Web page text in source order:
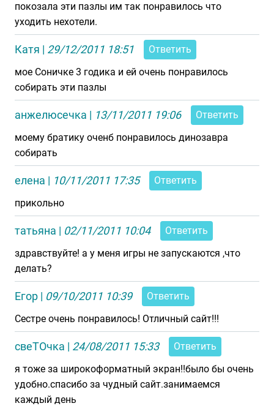
покозала эти пазлы им так понравилось что
уходить нехотели.
Катя | 29/12/2011 18:51
Ответить
мое Соничке 3 годика и ей очень понравилось
собирать эти пазлы
анжелюсечка | 13/11/2011 19:06
Ответить
моему братику оченб понравилось динозавра
собирать
елена | 10/11/2011 17:35
Ответить
прикольно
татьяна | 02/11/2011 10:04
Ответить
здравствуйте! а у меня игры не запускаются ,что
делать?
Егор | 09/10/2011 10:39
Ответить
Сестре очень понравилось! Отличный сайт!!!
свеТОчка | 24/08/2011 15:33
Ответить
я тоже за широкоформатный экран!!было бы очень
удобно.спасибо за чудный сайт.занимаемся
каждый день